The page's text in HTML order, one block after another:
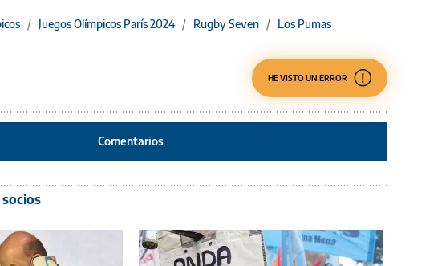
/ Juegos Olímpicos París 2024 / Rugby Seven / Los Pumas
HE VISTO UN ERROR
Comentarios